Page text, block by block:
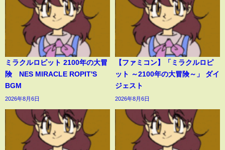
ミラクルロピット 2100年の大冒
険 NES MIRACLE ROPIT'S
BGM
2026年8月6日
【ファミコン】「ミラクルロピ
ット ～2100年の大冒険～」 ダイ
ジェスト
2026年8月6日